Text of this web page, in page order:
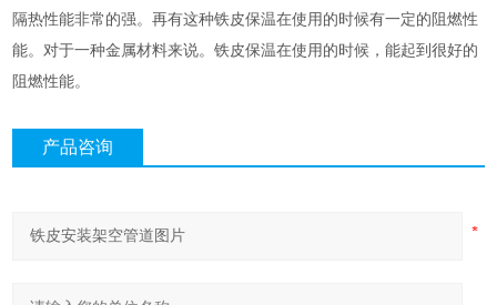
隔热性能非常的强。再有这种铁皮保温在使用的时候有一定的阻燃性
能。对于一种金属材料来说。铁皮保温在使用的时候，能起到很好的
阻燃性能。
产品咨询